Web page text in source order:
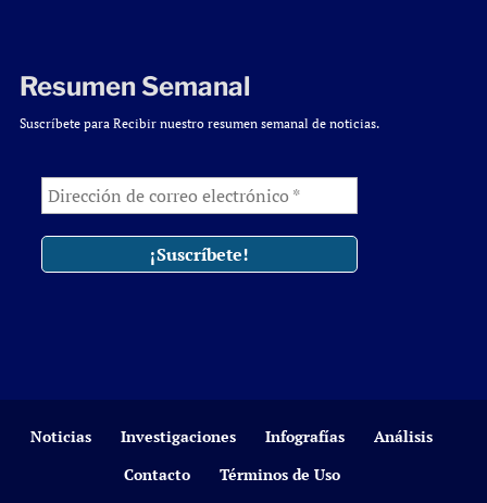
Resumen Semanal
Suscríbete para Recibir nuestro resumen semanal de noticias.
Noticias Investigaciones Infografías
Análisis
Contacto
Términos de Uso